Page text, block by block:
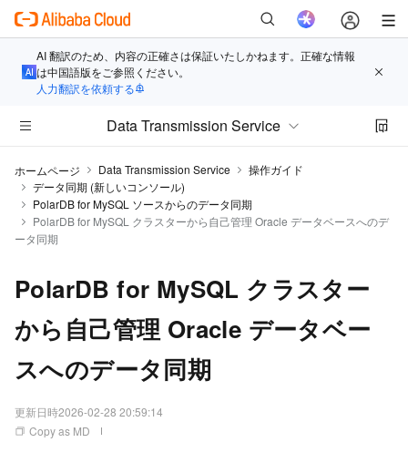
AI 翻訳のため、内容の正確さは保証いたしかねます。正確な情報
は中国語版をご参照ください。
人力翻訳を依頼する
Data Transmission Service
ホームページ Data Transmission Service
操作ガイド
データ同期 (新しいコンソール)
PolarDB for MySQL ソースからのデータ同期
PolarDB for MySQL クラスターから自己管理 Oracle データベースへのデ
ータ同期
PolarDB for MySQL クラスター
から自己管理 Oracle データベー
スへのデータ同期
更新日時2026-02-28 20:59:14
Copy as MD